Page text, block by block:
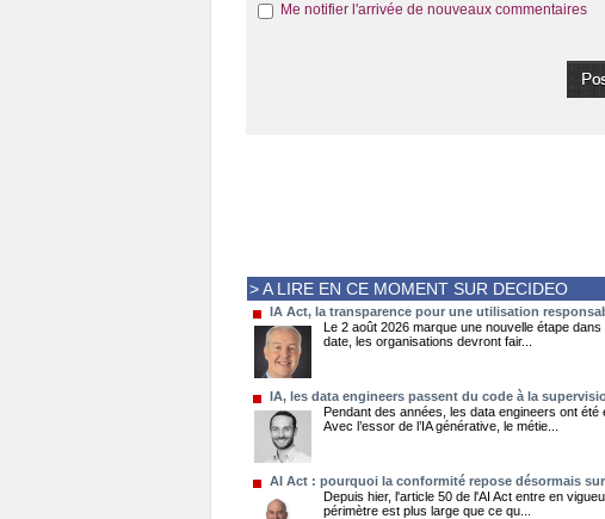
Me notifier l'arrivée de nouveaux commentaires
> A LIRE EN CE MOMENT SUR DECIDEO
IA Act, la transparence pour une utilisation
Le 2 août 2026 marque une nouvelle étape
date, les organisations devront fair...
IA, les data engineers passent du code à la
Pendant des années, les data engineers ont
Avec l’essor de l’IA générative, le métie...
AI Act : pourquoi la conformité repose désormais
Depuis hier, l'article 50 de l'AI Act entre en
périmètre est plus large que ce qu...